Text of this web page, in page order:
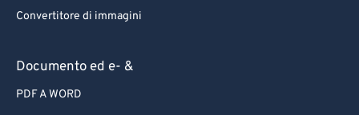
Convertitore di immagini
Documento ed e- &
PDF A WORD